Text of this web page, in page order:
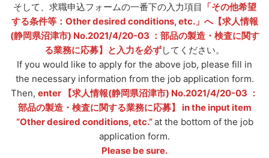
そして、 求職申込フォームの一番下の入力項目
「その他希望
する条件等：Other desired conditions, etc.」へ【求人情報
(静岡県沼津市) No.2021/4/20-03 ：部品の製造・検査に関す
る業務に応募】と入力を必ずしてください。
If you would like to apply for the above job, please fill in
the necessary information from the job application form.
Then, enter 【求人情報(静岡県沼津市) No.2021/4/20-03 ：
部品の製造・検査に関する業務に応募】 in the input item
“Other desired conditions, etc.”at the bottom of the job
application form.
Please be sure.